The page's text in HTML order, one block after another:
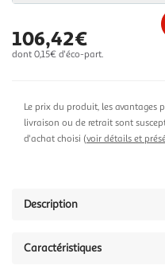
106,42€
dont 0,15€ d'éco-part.
Le prix du produit, les avantages
livraison ou de retrait sont
d'achat choisi (voir détails et
Description
Caractéristiques